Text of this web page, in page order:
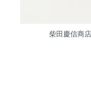
柴田慶信商